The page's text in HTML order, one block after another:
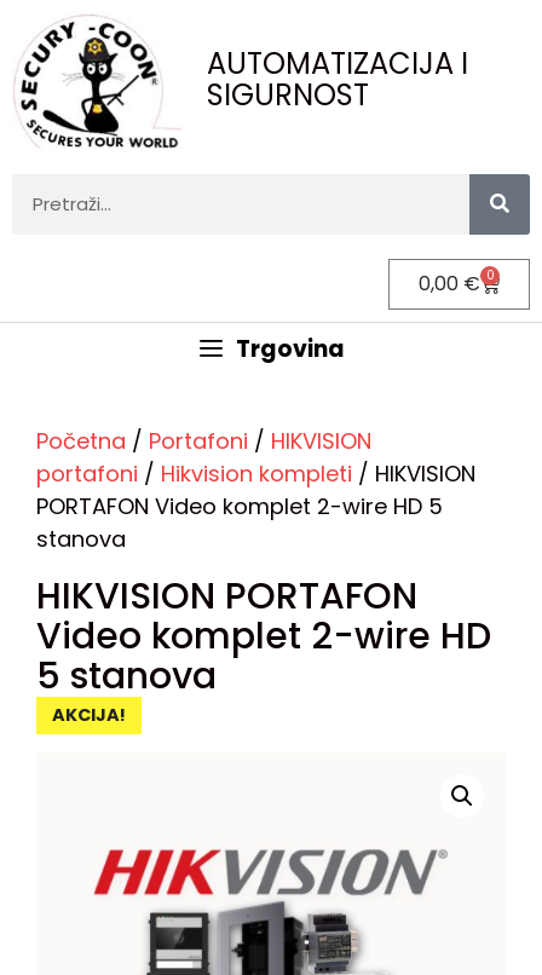
AUTOMATIZACIJA I
SIGURNOST
0,00 € 0
Trgovina
Početna / Portafoni / HIKVISION
portafoni / Hikvision kompleti / HIKVISION
PORTAFON Video komplet 2-wire HD 5
stanova
HIKVISION PORTAFON
Video komplet 2-wire HD
5 stanova
AKCIJA!